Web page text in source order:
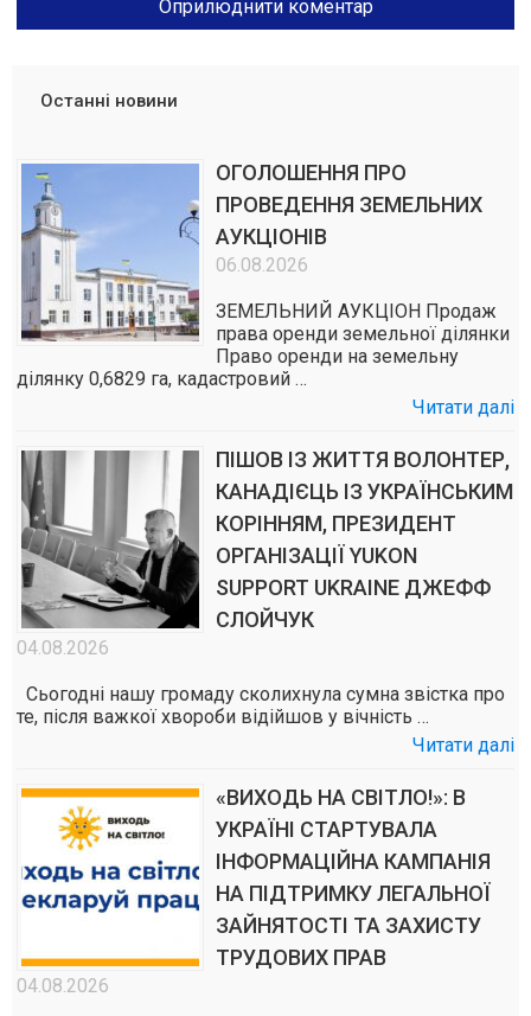
Останні новини
ОГОЛОШЕННЯ ПРО
ПРОВЕДЕННЯ ЗЕМЕЛЬНИХ
АУКЦІОНІВ
06.08.2026
ЗЕМЕЛЬНИЙ АУКЦІОН Продаж
права оренди земельної ділянки
Право оренди на земельну
ділянку 0,6829 га, кадастровий …
Читати далі
ПІШОВ ІЗ ЖИТТЯ ВОЛОНТЕР,
КАНАДІЄЦЬ ІЗ УКРАЇНСЬКИМ
КОРІННЯМ, ПРЕЗИДЕНТ
ОРГАНІЗАЦІЇ YUKON
SUPPORT UKRAINE ДЖЕФФ
СЛОЙЧУК
04.08.2026
Сьогодні нашу громаду сколихнула сумна звістка про
те, після важкої хвороби відійшов у вічність …
Читати далі
«ВИХОДЬ НА СВІТЛО!»: В
УКРАЇНІ СТАРТУВАЛА
ІНФОРМАЦІЙНА КАМПАНІЯ
НА ПІДТРИМКУ ЛЕГАЛЬНОЇ
ЗАЙНЯТОСТІ ТА ЗАХИСТУ
ТРУДОВИХ ПРАВ
04.08.2026